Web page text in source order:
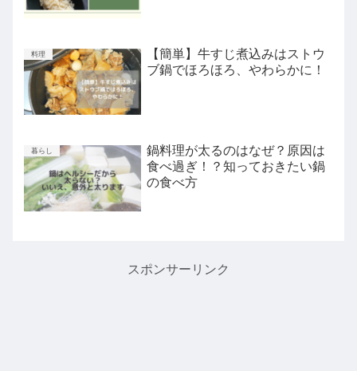
料理
【簡単】牛すじ煮込みはストウ
ブ鍋でほろほろ、やわらかに！
暮らし
鍋料理が太るのはなぜ？原因は
食べ過ぎ！？知っておきたい鍋
の食べ方
スポンサーリンク